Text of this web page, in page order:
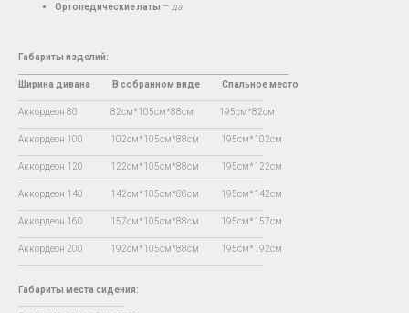
Ортопедические латы — да
Габариты изделий:
Ширина дивана
В собранном виде Спальное место
Аккордеон 80 82см*105см*88см 195см*82см
Аккордеон 100 102см*105см*88см 195см*102см
Аккордеон 120 122см*105см*88см 195см*122см
Аккордеон 140 142см*105см*88см 195см*142см
Аккордеон 160 157см*105см*88см 195см*157см
Аккордеон 200 192см*105см*88см 195см*192см
Габариты места сидения: